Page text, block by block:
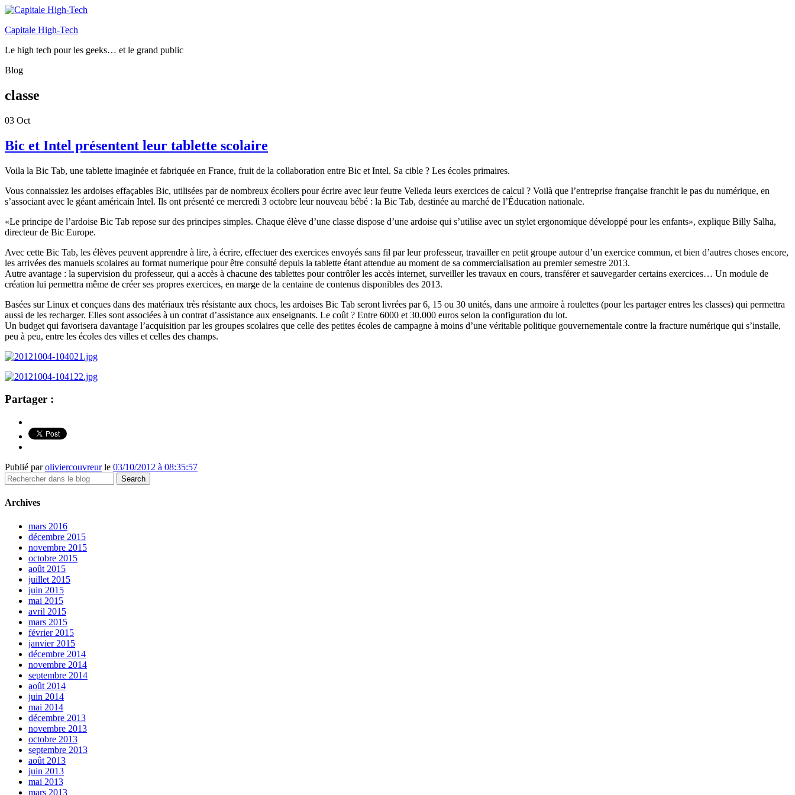
Capitale High-Tech
Le high tech pour les geeks… et le grand public
Blog
classe
03 Oct
Bic et Intel présentent leur tablette scolaire
Voila la Bic Tab, une tablette imaginée et fabriquée en France, fruit de la collaboration entre Bic et Intel. Sa cible ? Les écoles primaires.
Vous connaissiez les ardoises effaçables Bic, utilisées par de nombreux écoliers pour écrire avec leur feutre Velleda leurs exercices de calcul ? Voilà que l’entreprise française franchit le pas du numérique, en
s’associant avec le géant américain Intel. Ils ont présenté ce mercredi 3 octobre leur nouveau bébé : la Bic Tab, destinée au marché de l’Éducation nationale.
«Le principe de l’ardoise Bic Tab repose sur des principes simples. Chaque élève d’une classe dispose d’une ardoise qui s’utilise avec un stylet ergonomique développé pour les enfants», explique Billy Salha,
directeur de Bic Europe.
Avec cette Bic Tab, les élèves peuvent apprendre à lire, à écrire, effectuer des exercices envoyés sans fil par leur professeur, travailler en petit groupe autour d’un exercice commun, et bien d’autres choses encore,
les arrivées des manuels scolaires au format numerique pour être consulté depuis la tablette étant attendue au moment de sa commercialisation au premier semestre 2013.
Autre avantage : la supervision du professeur, qui a accès à chacune des tablettes pour contrôler les accès internet, surveiller les travaux en cours, transférer et sauvegarder certains exercices… Un module de
création lui permettra même de créer ses propres exercices, en marge de la centaine de contenus disponibles des 2013.
Basées sur Linux et conçues dans des matériaux très résistante aux chocs, les ardoises Bic Tab seront livrées par 6, 15 ou 30 unités, dans une armoire à roulettes (pour les partager entres les classes) qui permettra
aussi de les recharger. Elles sont associées à un contrat d’assistance aux enseignants. Le coût ? Entre 6000 et 30.000 euros selon la configuration du lot.
Un budget qui favorisera davantage l’acquisition par les groupes scolaires que celle des petites écoles de campagne à moins d’une véritable politique gouvernementale contre la fracture numérique qui s’installe,
peu à peu, entre les écoles des villes et celles des champs.
Partager :
Publié paroliviercouvreurle 03/10/2012 à 08:35:57
Archives
mars 2016
décembre 2015
novembre 2015
octobre 2015
août 2015
juillet 2015
juin 2015
mai 2015
avril 2015
mars 2015
février 2015
janvier 2015
décembre 2014
novembre 2014
septembre 2014
août 2014
juin 2014
mai 2014
décembre 2013
novembre 2013
octobre 2013
septembre 2013
août 2013
juin 2013
mai 2013
mars 2013